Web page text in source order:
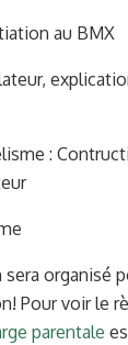
au BMX
:
organisé
Pour voir le
parentale